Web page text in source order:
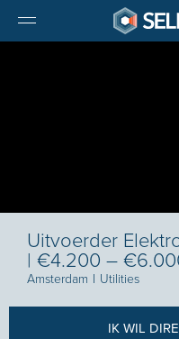
Uitvoerder
| €4.200 –
Amsterdam I Utilities
IK WIL